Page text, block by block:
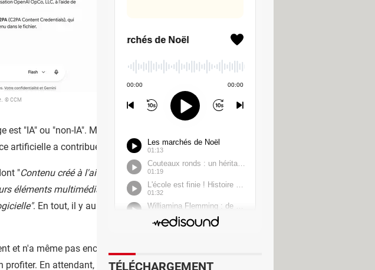
© CCM
"IA" ou "non-IA". Mieux encore, en appuyant sur "Voir les
artificielle a contribué à la modification du contenu.
"Contenu créé à l'aide de l'IA", " Modifié à l'aide de plusieurs
éléments multimédias combinés, dont certains créés à
. En tout, il y aurait une vingtaine d'étiquettes de
et n'a même pas encore été activée dans la version bêta de
En attendant, mieux vaut rester méfiant sur le
TÉLÉCHARGEMENT